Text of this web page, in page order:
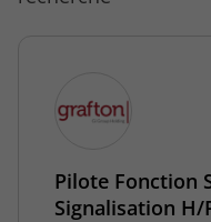
Pilote Fonction
Signalisation H/